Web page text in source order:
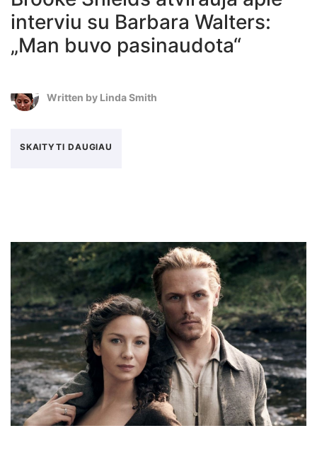
interviu su Barbara Walters:
„Man buvo pasinaudota“
Written by Linda Smith
SKAITYTI DAUGIAU